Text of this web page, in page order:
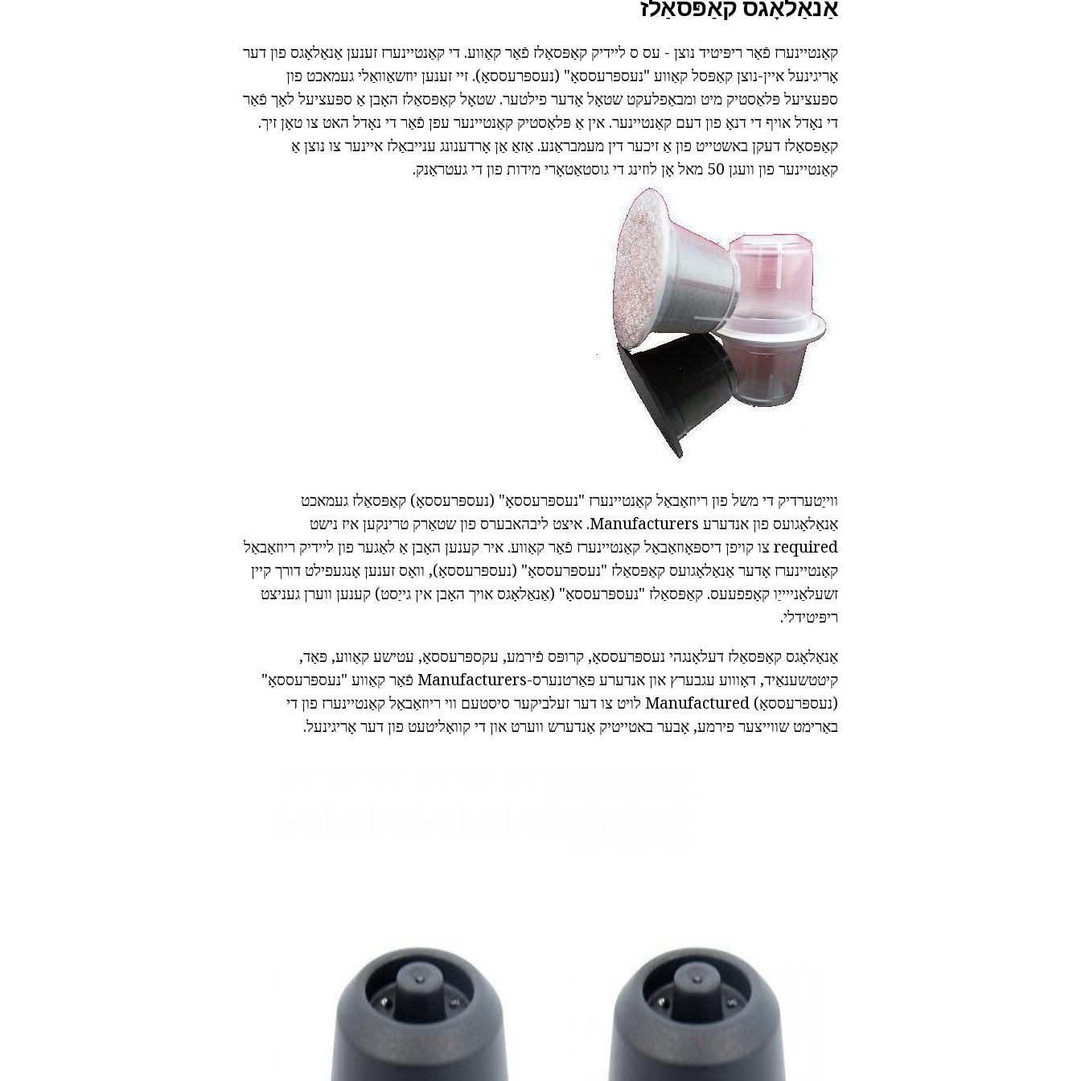
אַנאַלאָגס קאַפּסאַלז
קאַנטיינערז פֿאַר ריפּיטיד נוצן - עס ס ליידיק קאַפּסאַלז פֿאַר קאַווע. די קאַנטיינערז זענען אַנאַלאָגס פון דער
אָריגינעל איין-נוצן קאַפּסל קאַווע "נעספּרעססאָ" (נעספּרעססאָ). זיי זענען יוזשאַוואַלי געמאכט פון
ספּעציעל פּלאַסטיק מיט ומבאַפלעקט שטאָל אָדער פילטער. שטאָל קאַפּסאַלז האָבן אַ ספּעציעל לאָך פֿאַר
די נאָדל אויף די דנאָ פון דעם קאַנטיינער. אין אַ פּלאַסטיק קאַנטיינער עפן פֿאַר די נאָדל האט צו טאָן זיך.
קאַפּסאַלז דעקן באשטייט פון אַ זיכער דין מעמבראַנע. אַזאַ אַן אָרדענונג ענייבאַלז איינער צו נוצן אַ
קאַנטיינער פון וועגן 50 מאל אָן לוזינג די גוסטאַטאָרי מידות פון די געטראַנק.
ווייַטערדיק די משל פון ריוזאַבאַל קאַנטיינערז "נעספּרעססאָ" (נעספּרעססאָ) קאַפּסאַלז געמאכט
אַנאַלאָגועס פון אנדערע Manufacturers. איצט ליבהאבערס פון שטאַרק טרינקען איז נישט
required צו קויפן דיספּאָוזאַבאַל קאַנטיינערז פֿאַר קאַווע. איר קענען האָבן אַ לאַגער פון ליידיק ריוזאַבאַל
קאַנטיינערז אָדער אַנאַלאָגועס קאַפּסאַלז "נעספּרעססאָ" (נעספּרעססאָ), וואָס זענען אָנגעפילט דורך קיין
זשעלאַנייייַו קאָפפעעס. קאַפּסאַלז "נעספּרעססאָ" (אַנאַלאָגס אויך האָבן אין גייַסט) קענען ווערן געניצט
ריפּיטידלי.
אַנאַלאָגס קאַפּסאַלז דעלאָנגהי נעספּרעססאָ, קרופּס פֿירמע, עקספּרעססאָ, עטישע קאַווע, פּאַד,
קיטטשענאַיד, דאָוווע עגבערץ און אנדערע פּאַרטנערס-Manufacturers פֿאַר קאַווע "נעספּרעססאָ"
(נעספּרעססאָ) Manufactured לויט צו דער זעלביקער סיסטעם ווי ריוזאַבאַל קאַנטיינערז פון די
באַרימט שווייצער פירמע, אָבער באטייטיק אַנדערש ווערט און די קוואַליטעט פון דער אָריגינעל.